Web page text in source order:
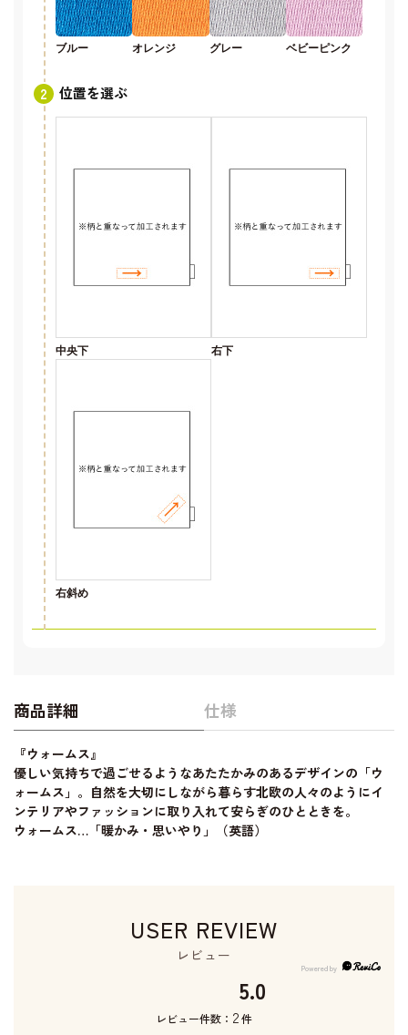
ブルー オレンジ グレー ベビーピンク
位置を選ぶ
中央下 右下
右斜め
商品詳細 仕様
『ウォームス』
優しい気持ちで過ごせるようなあたたかみのあるデザインの「ウ
ォームス」。自然を大切にしながら暮らす北欧の人々のようにイ
ンテリアやファッションに取り入れて安らぎのひとときを。
ウォームス…「暖かみ・思いやり」（英語）
USER REVIEW
レビュー
5.0
レビュー件数： 2件